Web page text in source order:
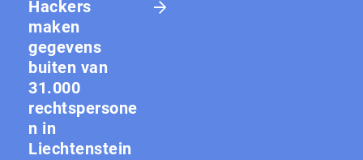
Hackers
maken
gegevens
buiten van
31.000
rechtspersone
n in
Liechtenstein